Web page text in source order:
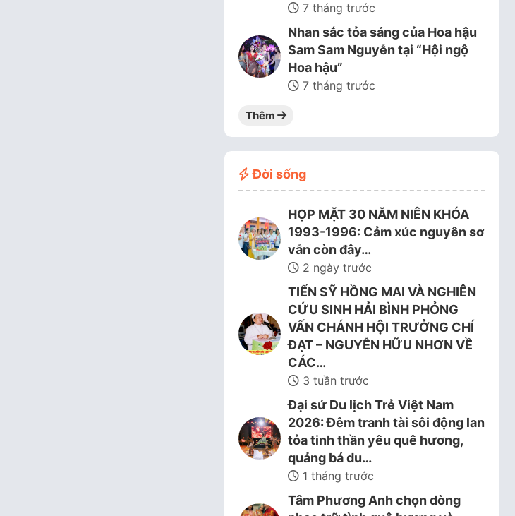
7 tháng trước
Nhan sắc tỏa sáng của Hoa hậu
Sam Sam Nguyễn tại “Hội ngộ
Hoa hậu”
7 tháng trước
Thêm
Đời sống
HỌP MẶT 30 NĂM NIÊN KHÓA
1993-1996: Cảm xúc nguyên sơ
vẫn còn đây…
2 ngày trước
TIẾN SỸ HỒNG MAI VÀ NGHIÊN
CỨU SINH HẢI BÌNH PHỎNG
VẤN CHÁNH HỘI TRƯỞNG CHÍ
ĐẠT – NGUYỄN HỮU NHƠN VỀ
CÁC…
3 tuần trước
Đại sứ Du lịch Trẻ Việt Nam
2026: Đêm tranh tài sôi động lan
tỏa tinh thần yêu quê hương,
quảng bá du…
1 tháng trước
Tâm Phương Anh chọn dòng